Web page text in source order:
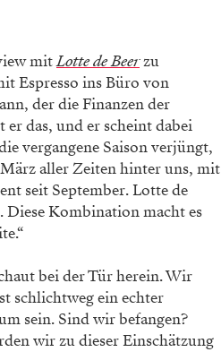
mitLotte de Beerzu
Espresso ins Büro von
der die Finanzen der
das, und er scheint dabei
vergangene Saison verjüngt,
aller Zeiten hinter uns, mit
seit September. Lotte de
Diese Kombination macht es
bei der Tür herein. Wir
schlichtweg ein echter
sein. Sind wir befangen?
wir zu dieser Einschätzung